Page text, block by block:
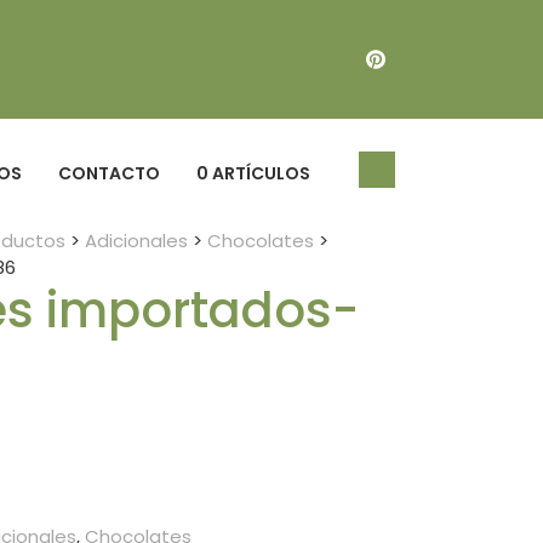
CONTACTO 0 ARTÍCULOS
>Adicionales > Chocolates >
importados-
, Chocolates